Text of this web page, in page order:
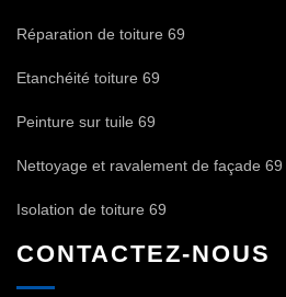
Réparation de toiture 69
Etanchéité toiture 69
Peinture sur tuile 69
Nettoyage et ravalement de façade 69
Isolation de toiture 69
CONTACTEZ-NOUS